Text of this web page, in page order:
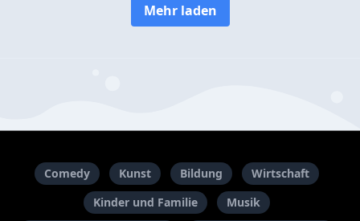
Mehr laden
Comedy Kunst Bildung
Wirtschaft
Kinder und Familie
Musik